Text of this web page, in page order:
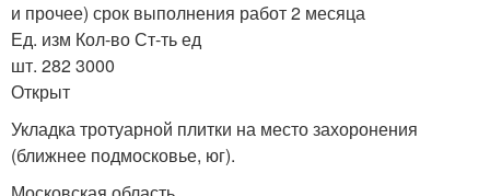
и прочее) срок выполнения работ 2 месяца
Ед. изм Кол-во Ст-ть ед
шт. 282 3000
Открыт
Укладка тротуарной плитки на место захоронения
(ближнее подмосковье, юг).